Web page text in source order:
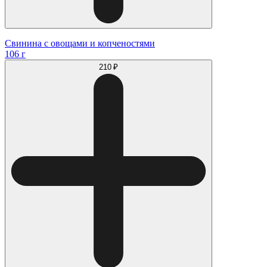
Свинина с овощами и копченостями
106 г
210 ₽